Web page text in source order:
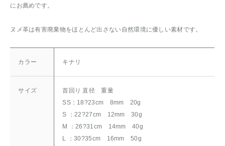
にお薦めです。
ヌメ革は有害廃棄物をほとんど出さない自然環境に優しい素材です。
カラー キナリ
サイズ
首回り 直径 重量
SS：18?23cm 8mm 20g
S ：22?27cm 12mm 30g
M ：26?31cm 14mm 40g
L ：30?35cm 16mm 50g